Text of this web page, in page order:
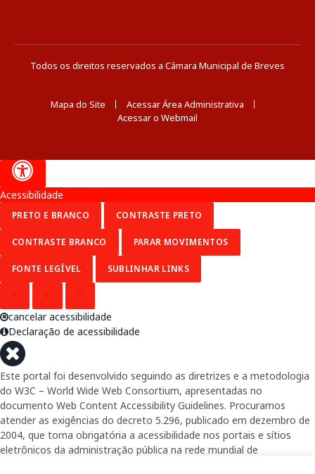
Todos os direitos reservados a Câmara Municipal de Breves
Mapa do Site
Acessar Área Administrativa
Acessar o Webmail
Acessibilidade
PRETO E BRANCO CONTRASTE PRETO
CONTRASTE BRANCO PARAR MOVIMENTOS
FONTE LEGÍVEL SUBLINHAR LINKS
cancelar acessibilidade
Declaração de acessibilidade
Este portal foi desenvolvido seguindo as diretrizes e a metodologia
do W3C – World Wide Web Consortium, apresentadas no
documento Web Content Accessibility Guidelines. Procuramos
atender as exigências do decreto 5.296, publicado em dezembro de
2004, que torna obrigatória a acessibilidade nos portais e sítios
eletrônicos da administração pública na rede mundial de